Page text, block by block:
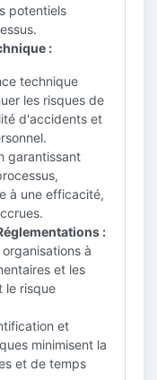
potentiels
:
technique
les risques de
d'accidents et
garantissant
à une efficacité,
:
à
et les
le risque
et
minimisent la
et de temps